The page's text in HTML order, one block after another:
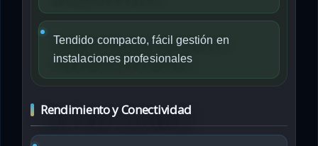
Tendido compacto, fácil gestión en
instalaciones profesionales
Rendimiento y Conectividad